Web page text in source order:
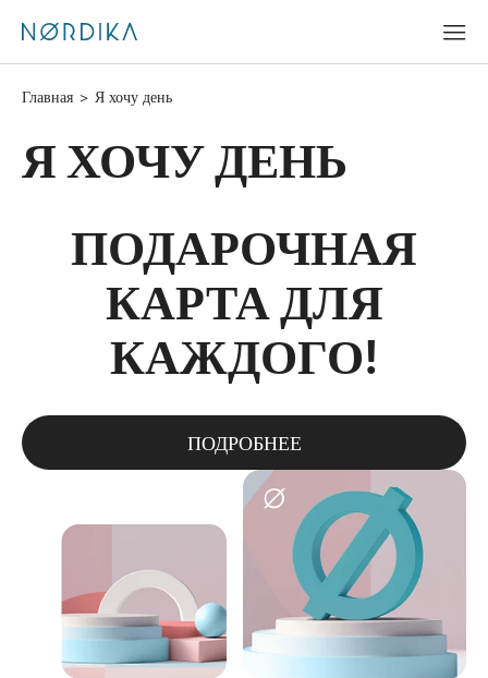
Главная > Я хочу день
Я ХОЧУ ДЕНЬ
ПОДАРОЧНАЯ
КАРТА ДЛЯ
КАЖДОГО!
ПОДРОБНЕЕ